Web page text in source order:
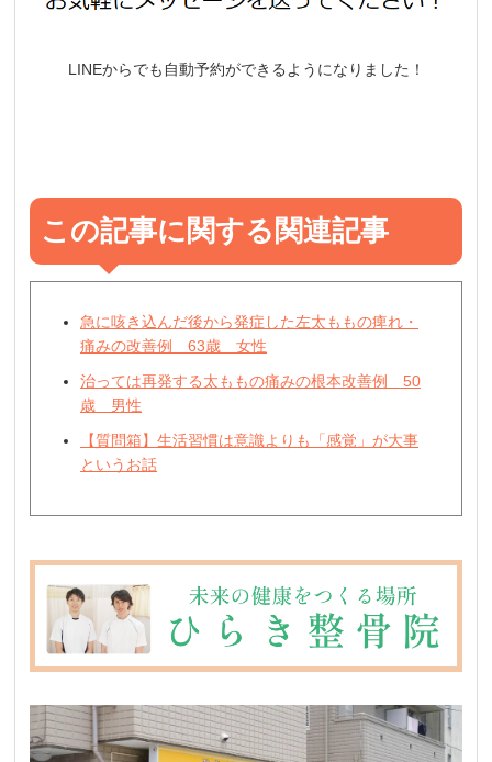
LINEからでも自動予約ができるようになりました！
この記事に関する関連記事
急に咳き込んだ後から発症した左太ももの痺れ・
痛みの改善例 63歳 女性
治っては再発する太ももの痛みの根本改善例 50
歳 男性
【質問箱】生活習慣は意識よりも「感覚」が大事
というお話